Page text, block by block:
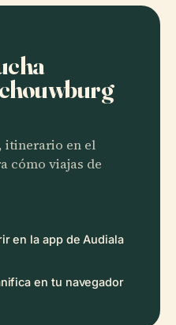
itinerario en el
cómo viajas de
en la app de Audiala
en tu navegador